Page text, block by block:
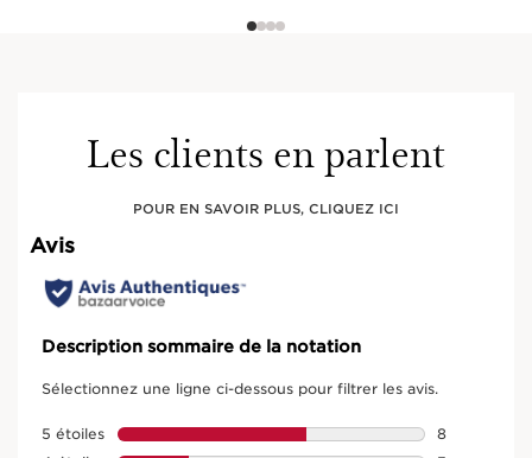
Les clients en parlent
POUR EN SAVOIR PLUS, CLIQUEZ ICI